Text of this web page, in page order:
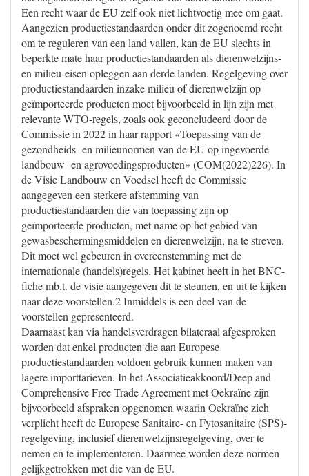
Een recht waar de EU zelf ook niet lichtvoetig mee om gaat.
Aangezien productiestandaarden onder dit zogenoemd recht
om te reguleren van een land vallen, kan de EU slechts in
beperkte mate haar productiestandaarden als dierenwelzijns-
en milieu-eisen opleggen aan derde landen. Regelgeving over
productiestandaarden inzake milieu of dierenwelzijn op
geïmporteerde producten moet bijvoorbeeld in lijn zijn met
relevante WTO-regels, zoals ook geconcludeerd door de
Commissie in 2022 in haar rapport «Toepassing van de
gezondheids- en milieunormen van de EU op ingevoerde
landbouw- en agrovoedingsproducten» (COM(2022)226). In
de Visie Landbouw en Voedsel heeft de Commissie
aangegeven een sterkere afstemming van
productiestandaarden die van toepassing zijn op
geïmporteerde producten, met name op het gebied van
gewasbeschermingsmiddelen en dierenwelzijn, na te streven.
Dit moet wel gebeuren in overeenstemming met de
internationale (handels)regels. Het kabinet heeft in het BNC-
fiche mb.t. de visie aangegeven dit te steunen, en uit te kijken
naar deze voorstellen.2 Inmiddels is een deel van de
voorstellen gepresenteerd.
Daarnaast kan via handelsverdragen bilateraal afgesproken
worden dat enkel producten die aan Europese
productiestandaarden voldoen gebruik kunnen maken van
lagere importtarieven. In het Associatieakkoord/Deep and
Comprehensive Free Trade Agreement met Oekraïne zijn
bijvoorbeeld afspraken opgenomen waarin Oekraïne zich
verplicht heeft de Europese Sanitaire- en Fytosanitaire (SPS)-
regelgeving, inclusief dierenwelzijnsregelgeving, over te
nemen en te implementeren. Daarmee worden deze normen
gelijkgetrokken met die van de EU.